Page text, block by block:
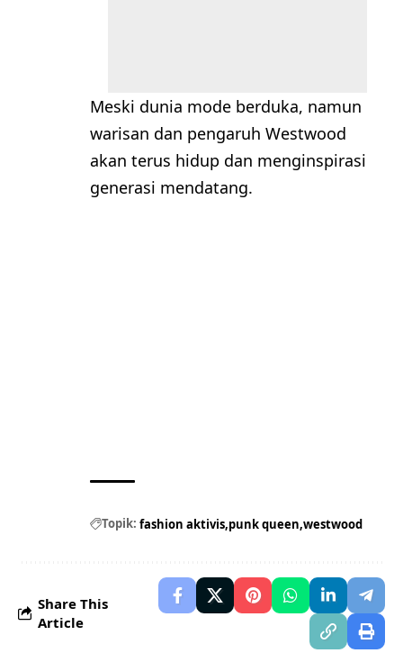
Meski dunia mode berduka, namun
warisan dan pengaruh Westwood
akan terus hidup dan menginspirasi
generasi mendatang.
Topik: fashion aktivis punk queen westwood
Share This
Article